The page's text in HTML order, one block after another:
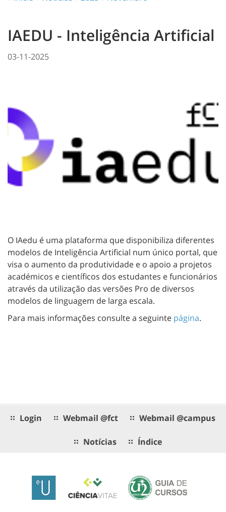
IAEDU - Inteligência Artificial
03-11-2025
O IAedu é uma plataforma que disponibiliza diferentes
modelos de Inteligência Artificial num único portal, que
visa o aumento da produtividade e o apoio a projetos
académicos e científicos dos estudantes e funcionários
através da utilização das versões Pro de diversos
modelos de linguagem de larga escala.
Para mais informações consulte a seguinte página.
Login Webmail @fct Webmail @campus
Notícias Índice